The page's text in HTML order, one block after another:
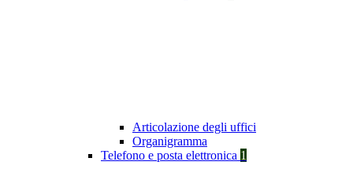
Articolazione degli uffici
Organigramma
Telefono e posta elettronica 1